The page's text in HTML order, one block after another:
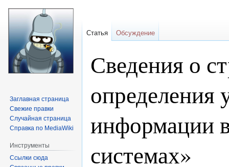
Сведения о
определения
информации
системах»
Статья Обсуждение
Заглавная страница
Свежие правки
Случайная страница
Справка по MediaWiki
Инструменты
Ссылки сюда